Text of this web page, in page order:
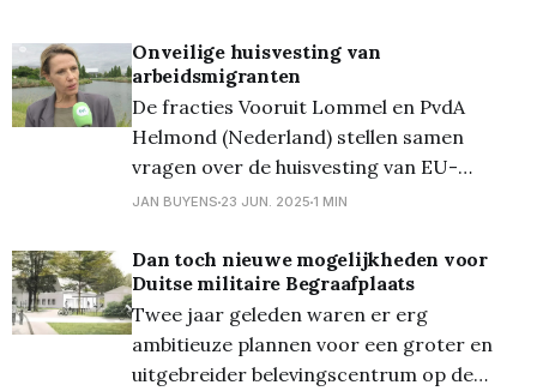
ziekenhuizen, scholen en
voedselbedelingen worden meedogenloos
gebombardeerd en/of beschoten door de
Israëliërs... Tijd om op te
Onveilige huisvesting van
arbeidsmigranten
De fracties Vooruit Lommel en PvdA
Helmond (Nederland) stellen samen
vragen over de huisvesting van EU-
arbeidsmigranten. De aanleiding is een
Vous Hotel in maart dat zeker geen
alleenstaand geval is. Bij de brand bleek
dat dit zogezegde leegstaande gebouw
liefst 21 Letse arbeidsmigranten
JAN BUYENS 23 JUN. 2025 1 MIN
Dan toch nieuwe mogelijkheden voor
Duitse militaire Begraafplaats
Twee jaar geleden waren er erg
ambitieuze plannen voor een groter en
uitgebreider belevingscentrum op de